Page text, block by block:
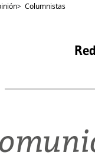
> Columnistas